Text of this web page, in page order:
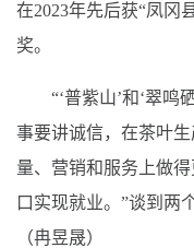
在2023年先后获“凤冈
奖。
“‘普紫山’和‘翠
事要讲诚信，在茶叶
量、营销和服务上做
口实现就业。”谈到两
（冉昱晟）